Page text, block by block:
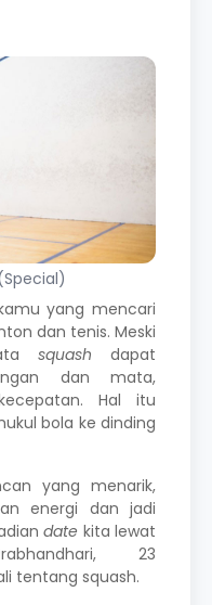
yang mencari
dan tenis. Meski
squash dapat
dan mata,
Hal itu
bola ke dinding
yang menarik,
energi dan jadi
date kita lewat
23
tentang squash.